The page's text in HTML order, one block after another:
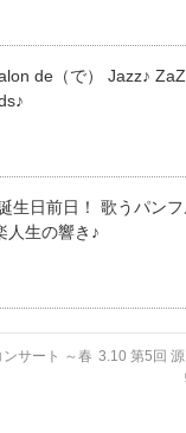
de（で） Jazz♪
生日前日！ 歌うパン
人生の響き♪
サート ～春 3.10 第5回